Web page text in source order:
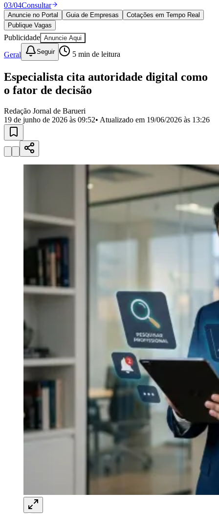
Cultura
Meio Ambiente
Obras
Educação
Bairros de Barueri
Selecione sua região Para notícias da sua região
AldeiaAldeia da SerraAldeia de Barueri
VistaCalifórniaCarapicuíba
RegiãoCotia Cruz PretaEngenho NovoFazenda
Militar
Califórnia
Esperança
JulioJardim Líbano
MutingaJardim ParaísoJardim PaulistaJardim ReginaliceJardim São
Jardim São SilvestreJardim Silveira
Jardim
Mutinga Nova Aldeinha
Parque Santa Luzia Parque VianaPirapora
Recanto PhrynéaSantana de
Vale do Sol Vila Boa Vista Vila
do CondeVila Engenho Novo
Vila PortoVotupoca
Para Sua Empresa
Anuncie no Portal
Guia de Empresas
Divulgar Vagas
Publicidade Legal
Negócios Regionais
Hospitais Estaduais
Parques & Represas
Cidades da Região
Santana de Parnaíba
CarapicuíbaJandira
Pirapora
do Bom JesusAraçariguama Cajamar CaieirasFranco da
Taboão da SerraEmbu das Artes
Para Sua Empresa
Anuncie Regional
Guia de Empresas
Vagas na Região
Novo
Hub de Negócios
Panorama Econômico
03/04Consultar
Anuncie no Portal Guia de Empresas
Cotações em Tempo Real
Publique Vagas
Publicidade Anuncie Aqui
Geral Seguir 5 min de leitura
Especialista cita autoridade digital como
o fator de decisão
Redação Jornal de Barueri
19 de junho de 2026 às 09:52• Atualizado em 19/06/2026 às 13:26